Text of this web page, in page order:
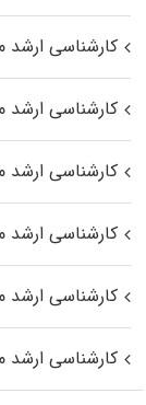
کارشناسی
کارشناسی ارشد
کارشناسی ارشد
کارشناسی ارشد
کارشناسی ارشد
کارشناسی